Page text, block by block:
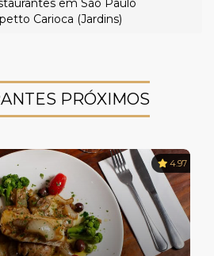
em São Paulo
Carioca (Jardins)
PRÓXIMOS
4.97